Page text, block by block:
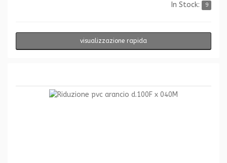
In Stock: 9
visualizzazione rapida